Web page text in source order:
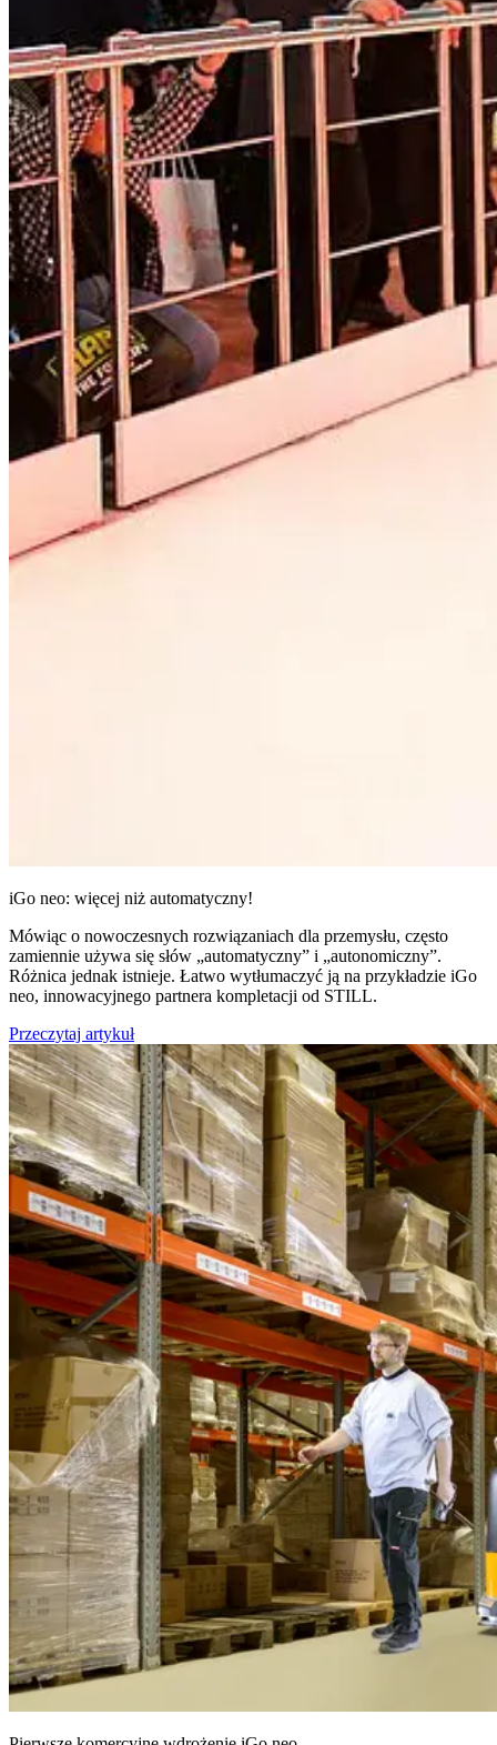
iGo neo: więcej niż automatyczny!
Mówiąc o nowoczesnych rozwiązaniach dla przemysłu, często
zamiennie używa się słów „automatyczny” i „autonomiczny”.
Różnica jednak istnieje. Łatwo wytłumaczyć ją na przykładzie iGo
neo, innowacyjnego partnera kompletacji od STILL.
Przeczytaj artykuł